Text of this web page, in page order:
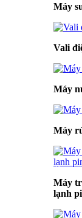
Máy
Vali
Máy
Máy
Máy
lạnh